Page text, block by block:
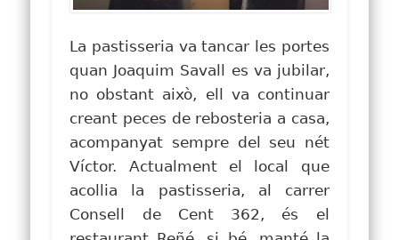
La pastisseria va tancar les portes
quan Joaquim Savall es va jubilar,
no obstant això, ell va continuar
creant peces de rebosteria a casa,
acompanyat sempre del seu nét
Víctor. Actualment el local que
acollia la pastisseria, al carrer
Consell de Cent 362, és el